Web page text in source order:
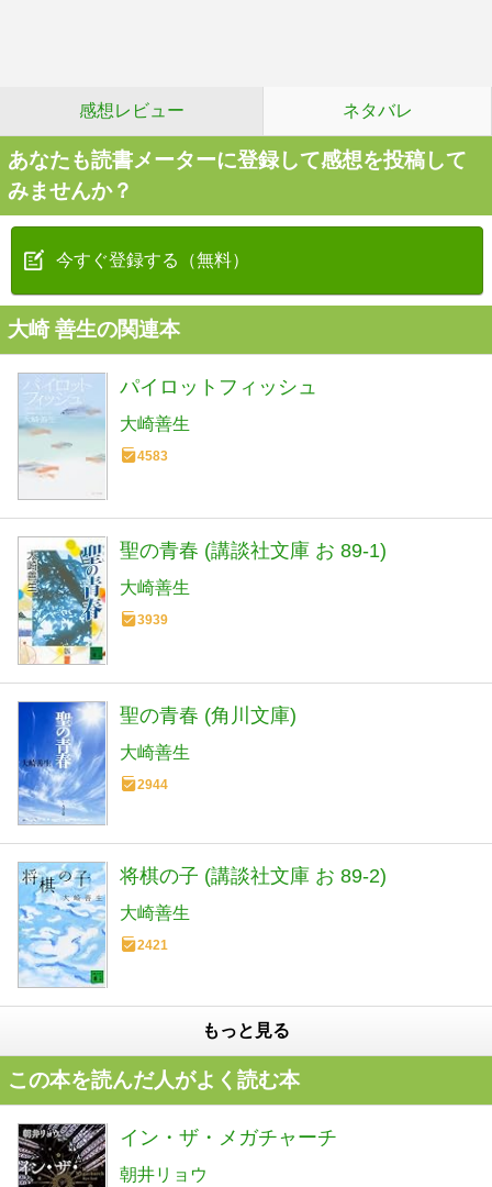
感想レビュー ネタバレ
あなたも読書メーターに登録して感想を投稿して
みませんか？
今すぐ登録する（無料）
大崎 善生の関連本
パイロットフィッシュ
大崎善生
4583
聖の青春 (講談社文庫 お 89-1)
大崎善生
3939
聖の青春 (角川文庫)
大崎善生
2944
将棋の子 (講談社文庫 お 89-2)
大崎善生
2421
もっと見る
この本を読んだ人がよく読む本
イン・ザ・メガチャーチ
朝井リョウ